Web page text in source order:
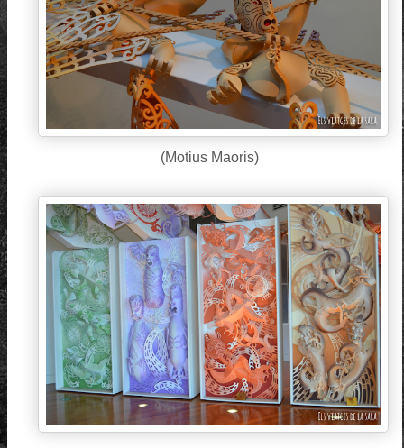
(Motius Maoris)